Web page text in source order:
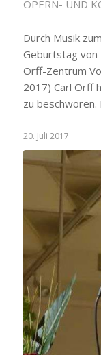
OPERN- UND
Durch Musik
Geburtstag von
Orff-Zentrum
2017) Carl Orff
zu beschwören.
20. Juli 2017